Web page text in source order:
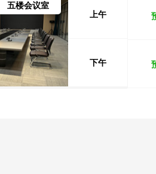
五楼会议室
上午
下午